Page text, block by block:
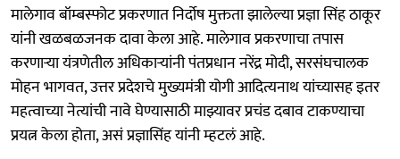
मालेगाव बॉम्बस्फोट प्रकरणात निर्दोष मुक्तता झालेल्या प्रज्ञा सिंह ठाकूर
यांनी खळबळजनक दावा केला आहे. मालेगाव प्रकरणाचा तपास
करणाऱ्या यंत्रणेतील अधिकाऱ्यांनी पंतप्रधान नरेंद्र मोदी, सरसंघचालक
मोहन भागवत, उत्तर प्रदेशचे मुख्यमंत्री योगी आदित्यनाथ यांच्यासह इतर
महत्वाच्या नेत्यांची नावे घेण्यासाठी माझ्यावर प्रचंड दबाव टाकण्याचा
प्रयत्न केला होता, असं प्रज्ञासिंह यांनी म्हटलं आहे.